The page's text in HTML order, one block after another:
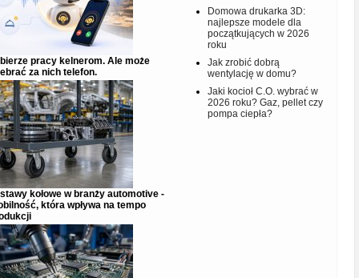
pracy kelnerom. Ale może
za nich telefon.
kołowe w branży automotive -
która wpływa na tempo
Domowa drukarka 3D:
najlepsze modele dla
początkujących w 2026
roku
Jak zrobić dobrą
wentylację w domu?
Jaki kocioł C.O. wybrać w
2026 roku? Gaz, pellet czy
pompa ciepła?